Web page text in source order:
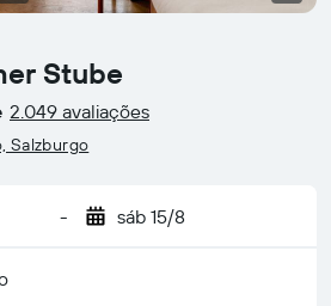
Stube
2.049 avaliações
Salzburgo
- sáb 15/8